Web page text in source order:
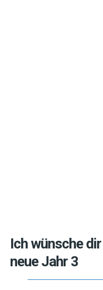
Ich wünsche
neue Jahr 3